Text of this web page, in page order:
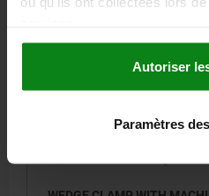
Autoriser
Paramètres
04523